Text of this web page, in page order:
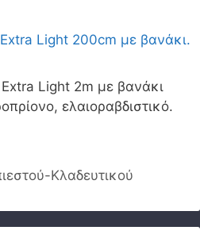
Light 2m με βανάκι
ελαιοραβδιστικό.
Κλαδευτικού